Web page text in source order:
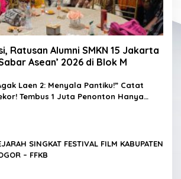
Ratusan Alumni SMKN 15 Jakarta
Asean’ 2026 di Blok M
Laen 2: Menyala Pantiku!” Catat
Tembus 1 Juta Penonton Hanya
SINGKAT FESTIVAL FILM KABUPATEN
– FFKB